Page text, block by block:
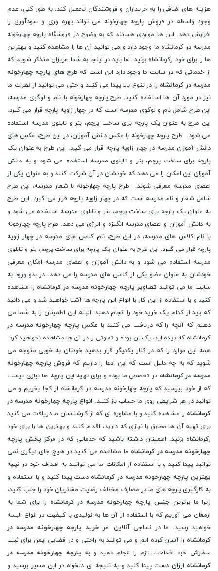
هزینه های اضافی را به خریداران و فروشندگان تحمیل کند. به طور کلی، عدم
وجود واسطه در فروش پارچه چهارخونه می تواند بهره وری و سودآوری را
افزایش دهد. این ها مواردی هستند که به وضوح در فروشگاه پارچه چهارخونه
مدرسه در کرمانشاه ما وجود دارد و می توانید آن ها را مشاهده کنید و بهترین
ها را برای خود رکرمانشاه بزنید. اما باید در اینجا به شما عزیزان متذکر شویم که
از خدماتی که در سایت ما وجود دارد این است که طرح های پارچه چهارخونه
مدرسه در کرمانشاه را در تنوع بالا پیدا می کنید و حتی می توانید از نظرات ما
نیز در مورد آن ها استفاده کنید. طرح پارچه چهارخونه با نام و لوگوی مدرسه،
این طرح شامل نام و لوگوی مدرسه است که در چهار زاویه پارچه قرار می گیرد.
این طرح به عنوان یک پارچه برای ساخت پرچم، بنر و تابلوی مدرسه استفاده
می شود. طرح پارچه چهارخونه با عکس دانش آموزان، در این طرح، عکس های
دانش آموزان مدرسه در چهار زاویه پارچه قرار می گیرد. این طرح به عنوان یک
پارچه برای ساخت پرچم، بنر و تابلوی مدرسه استفاده می شود و به دانش
آموزان این امکان را می دهد که خودشان در آن شرکت کنند و به عنوان یکی از
اعضای مدرسه معرفی شوند. طرح پارچه چهارخونه با شعار مدرسه، این طرح
شامل شعار و نام مدرسه است که در چهار زاویه پارچه قرار می گیرد. این طرح
به عنوان یک پارچه برای ساخت پرچم، بنر و تابلوی مدرسه استفاده می شود و
به دانش آموزان و اعضای مدرسه انگیزه و انرژی می دهد. طرح پارچه چهارخونه
با نام کلاس های مدرسه، در این طرح، نام کلاس های مدرسه در چهار زاویه
پارچه قرار می گیرد. این طرح به عنوان یک پارچه برای ساخت پرچم، بنر و تابلوی
مدرسه استفاده می شود و به دانش آموزان و اعضای مدرسه امکان معرفی
خودشان به عنوان عضو یکی از کلاس های مدرسه را می دهد. در بدو ورود به
سایت ما می توانید تصاویر پارچه چهارخونه مدرسه در کرمانشاه را مشاهده
کنید و با استفاده از این کار با انواع این پارچه ها آشنا خواهید شد و می دانید
که باید از کدام یک خرید خود را انجام دهید. البته این اطمینان را به شما می
دهیم که آنچه را که دریافت می کنید با عکس پارچه چهارخونه مدرسه در
کرمانشاه که دیده اید، یکسان بوده و تفاوتی را در آن ها مشاهده نخواهید کرد.
همه این موارد را که در کنار یکدیگر قرار بدهید خودتان به خوبی متوجه می
شوید که به چه دلیل است که این ادعا را داریم که فروش پارچه چهارخونه
مدرسه در کرمانشاه در تخصص ما بوده و برای تهیه این پارچه ها نیازی نیست
که از خود بپرسید که پارچه چهارخونه مدرسه در کرمانشاه از کجا بخریم و می
توانید در هر شرایطی روی ما حساب باز کنید. انواع پارچه چهارخونه مدرسه در
کرمانشاه را مشاهده کنید و با مشاوره ای که از کارشناسان ما دریافت می کنید
برای تهیه آن ها مطابق با نیازی که دارید، اقدام کنید و بهترین ها را برای خود
رکرمانشاه بزنید. اطمینان داشته باشید که خدماتی که در مرکز پخش پارچه
چهارخونه مدرسه در کرمانشاه ما مشاهده می کنید در هیچ جای دیگری نمی
توانید پیدا کنید و با استفاده از امکانات ما می تواتید به اهداف خود در تهیه
بهترین پارچه چهارخونه مدرسه در کرمانشاه دست پیدا کنید و با استفاده و
به کارگیری پارچه های ما در مصارف مختلف رضایت مشتریان خود را جلب کنید،
زیرا ما برترین جنس پارچه چهارخونه مدرسه در کرمانشاه را برای شما به
ارمغان می آوریم که با استفاده از آن ها به تولیدی با کیفیت در انواع البسه
خواهید رسید. ما در نساجی آنلاین امر خرید پارچه چهارخونه مدرسه در
کرمانشاه را آسان کرده ایم و می توانید به راحتی و در فضایی ایمن برای ثبت
سفارش خود اقدامات لازم را انجام دهید و به پارچه چهارخونه مدرسه در
کرمانشاه ارزان دست پیدا کنید و به نتیجه ای دلخواه در این مسیر برسید و